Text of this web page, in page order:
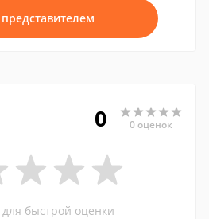
0 0 оценок
быстрой оценки